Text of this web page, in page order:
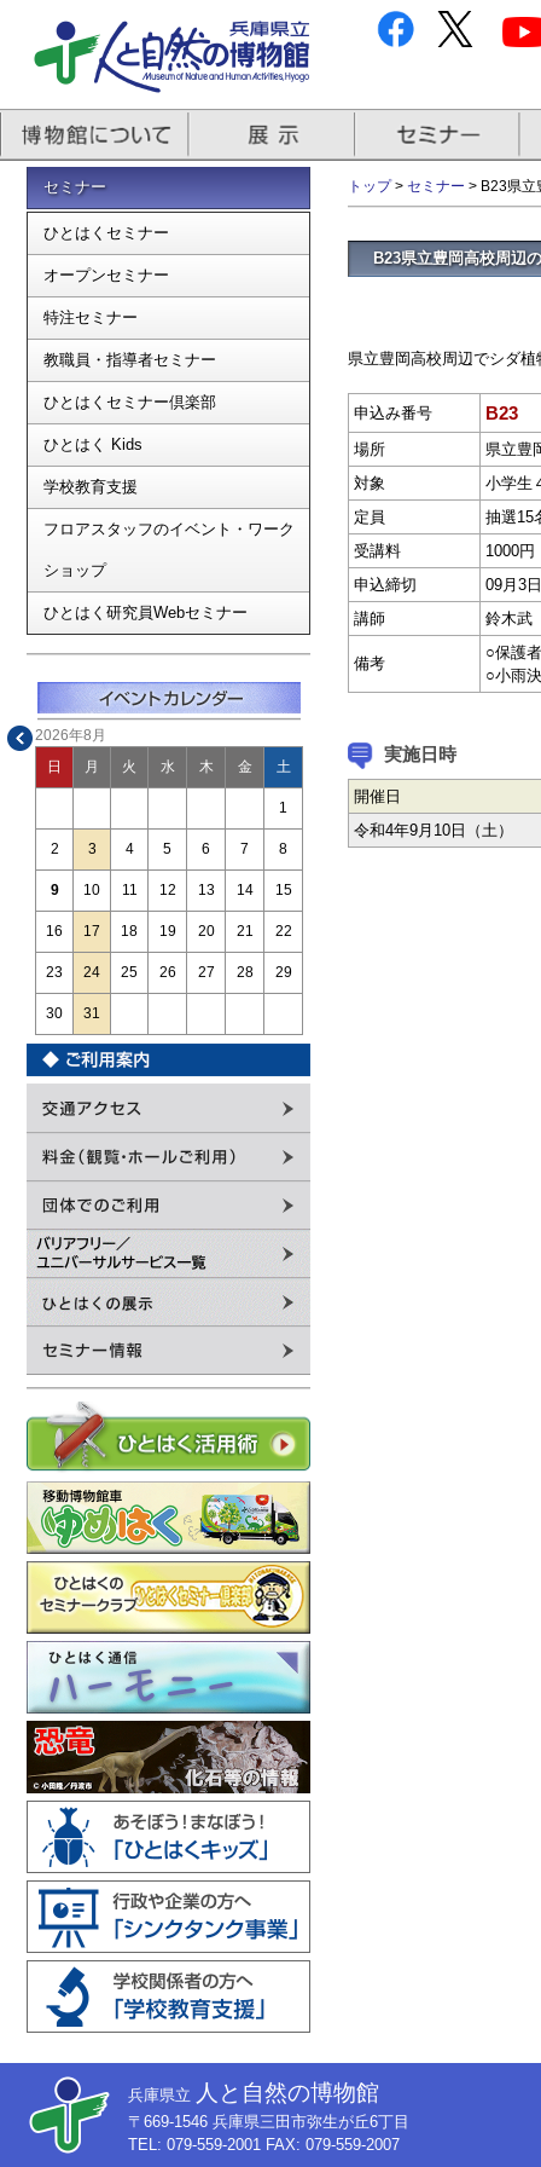
セミナー
ひとはくセミナー
オープンセミナー
特注セミナー
教職員・指導者セミナー
ひとはくセミナー倶楽部
ひとはく Kids
学校教育支援
フロアスタッフのイベント・ワーク
ショップ
ひとはく研究員Webセミナー
2026年8月
日 月 火 水 木 金 土
1
2 3 4 5 6 7 8
9 10 11 12 13 14 15
16 17 18 19 20 21 22
23 24 25 26 27 28 29
30 31
トップ> セミナー > B23県立
B23県立豊岡高校周辺
県立豊岡高校周辺でシダ
申込み番号 B23
場所
県立豊
対象
小学生
定員
抽選15
受講料
1000円
申込締切
09月3
講師
鈴木武
備考
○保護
○小雨
実施日時
開催日
令和4年9月10日（土）
兵庫県立 人と自然の博物館
〒669-1546 兵庫県三田市弥生が丘6丁目
TEL: 079-559-2001 FAX: 079-559-2007